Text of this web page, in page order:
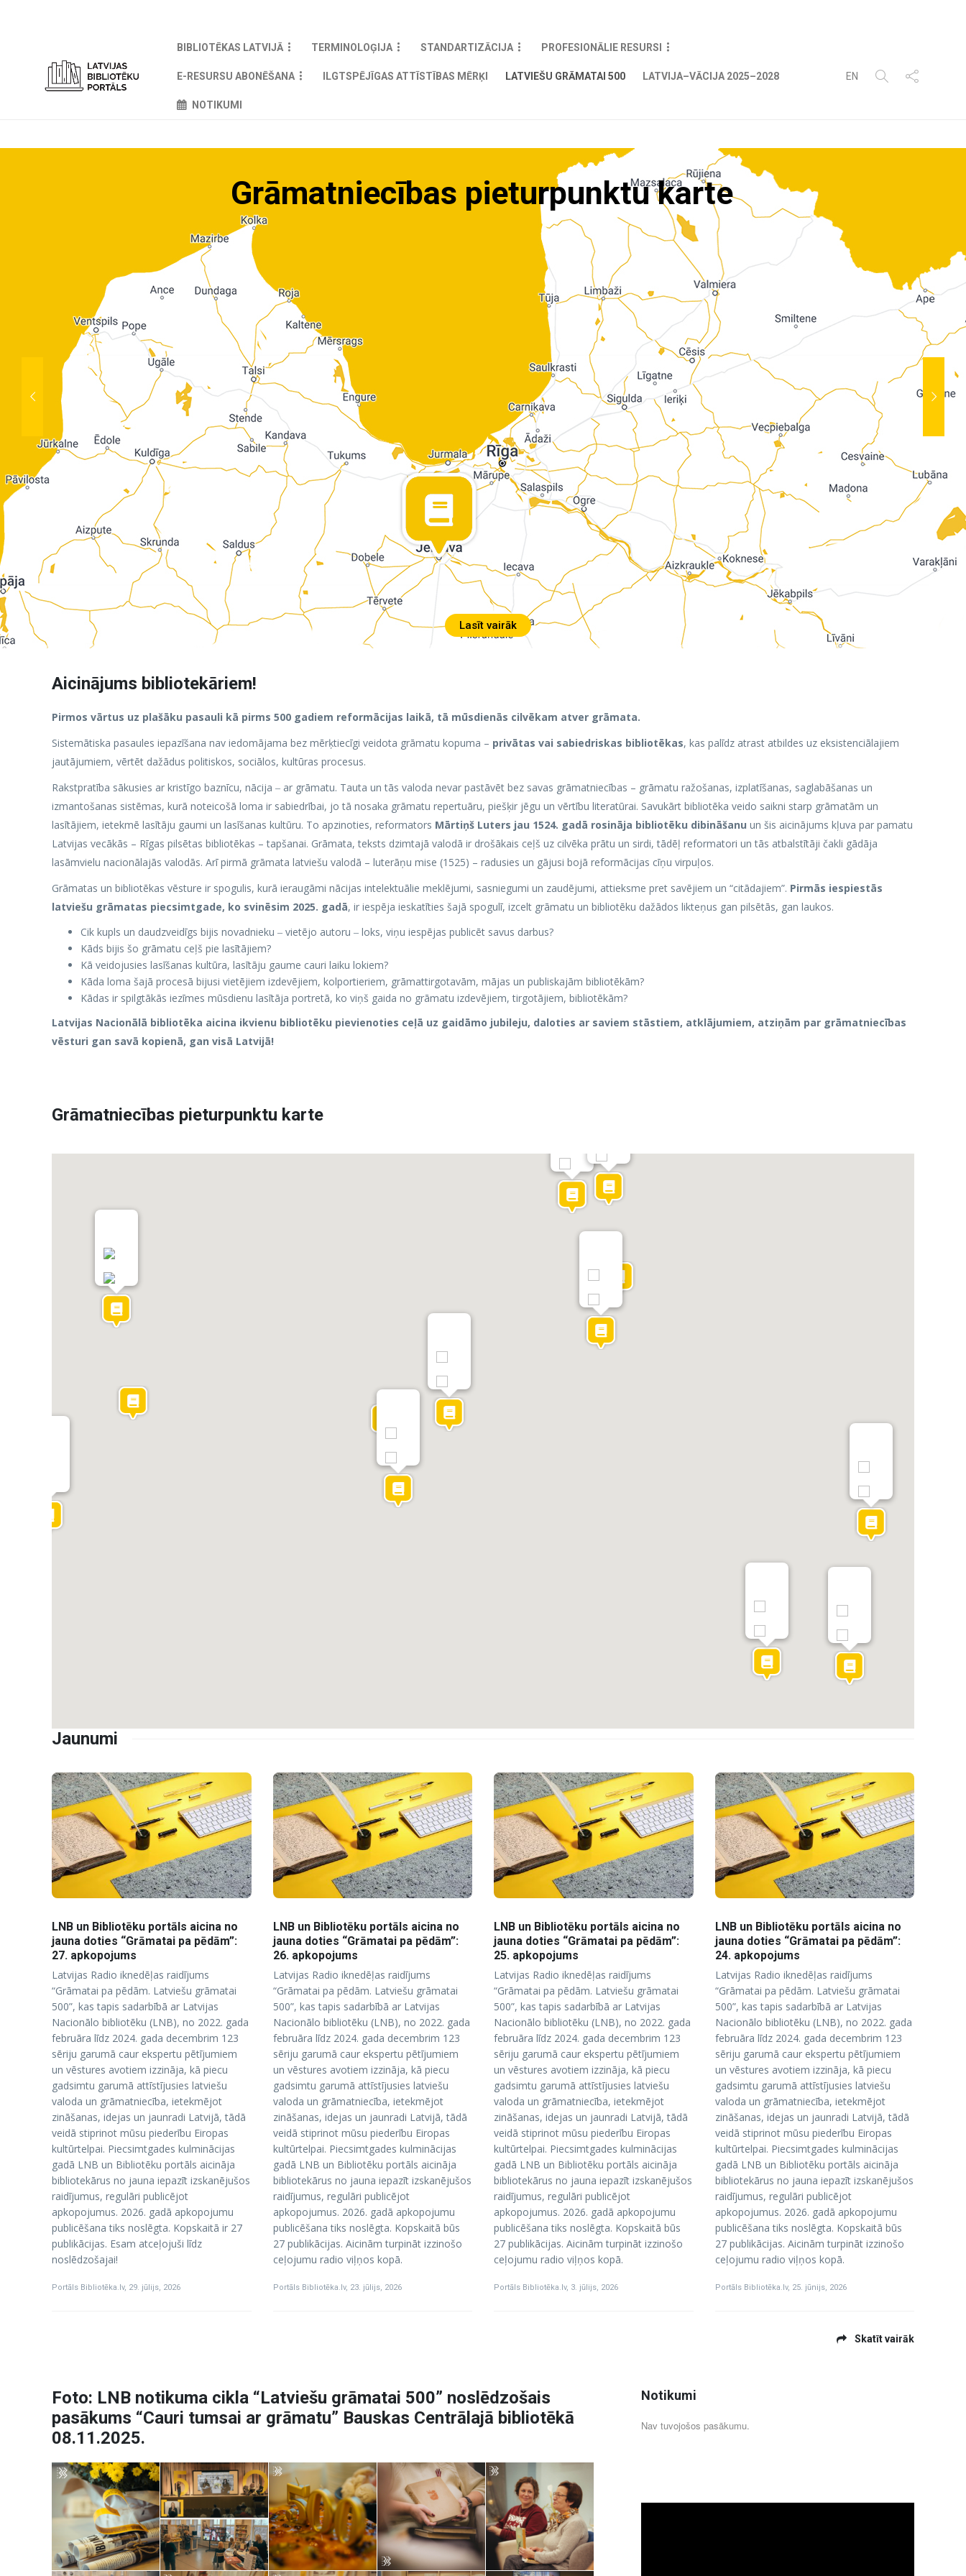
BIBLIOTĒKAS LATVIJĀ TERMINOLOĢIJA STANDARTIZĀCIJA PROFESIONĀLIE RESURSI
E-RESURSU ABONĒŠANA ILGTSPĒJĪGAS ATTĪSTĪBAS MĒRĶI LATVIEŠU GRĀMATAI 500 LATVIJA–VĀCIJA 2025–2028
NOTIKUMI
EN
Aicinājums bibliotekāriem!
Pirmos vārtus uz plašāku pasauli kā pirms 500 gadiem reformācijas laikā, tā mūsdienās cilvēkam atver grāmata.
Sistemātiska pasaules iepazīšana nav iedomājama bez mērķtiecīgi veidota grāmatu kopuma – privātas vai sabiedriskas bibliotēkas, kas palīdz atrast atbildes uz eksistenciālajiem
jautājumiem, vērtēt dažādus politiskos, sociālos, kultūras procesus.
Rakstpratība sākusies ar kristīgo baznīcu, nācija ‒ ar grāmatu. Tauta un tās valoda nevar pastāvēt bez savas grāmatniecības – grāmatu ražošanas, izplatīšanas, saglabāšanas un
izmantošanas sistēmas, kurā noteicošā loma ir sabiedrībai, jo tā nosaka grāmatu repertuāru, piešķir jēgu un vērtību literatūrai. Savukārt bibliotēka veido saikni starp grāmatām un
lasītājiem, ietekmē lasītāju gaumi un lasīšanas kultūru. To apzinoties, reformators Mārtiņš Luters jau 1524. gadā rosināja bibliotēku dibināšanu un šis aicinājums kļuva par pamatu
Latvijas vecākās – Rīgas pilsētas bibliotēkas – tapšanai. Grāmata, teksts dzimtajā valodā ir drošākais ceļš uz cilvēka prātu un sirdi, tādēļ reformatori un tās atbalstītāji čakli gādāja
lasāmvielu nacionālajās valodās. Arī pirmā grāmata latviešu valodā – luterāņu mise (1525) – radusies un gājusi bojā reformācijas cīņu virpuļos.
Grāmatas un bibliotēkas vēsture ir spogulis, kurā ieraugāmi nācijas intelektuālie meklējumi, sasniegumi un zaudējumi, attieksme pret savējiem un “citādajiem”. Pirmās iespiestās
latviešu grāmatas piecsimtgade, ko svinēsim 2025. gadā, ir iespēja ieskatīties šajā spogulī, izcelt grāmatu un bibliotēku dažādos likteņus gan pilsētās, gan laukos.
Cik kupls un daudzveidīgs bijis novadnieku ‒ vietējo autoru ‒ loks, viņu iespējas publicēt savus darbus?
Kāds bijis šo grāmatu ceļš pie lasītājiem?
Kā veidojusies lasīšanas kultūra, lasītāju gaume cauri laiku lokiem?
Kāda loma šajā procesā bijusi vietējiem izdevējiem, kolportieriem, grāmattirgotavām, mājas un publiskajām bibliotēkām?
Kādas ir spilgtākās iezīmes mūsdienu lasītāja portretā, ko viņš gaida no grāmatu izdevējiem, tirgotājiem, bibliotēkām?
Latvijas Nacionālā bibliotēka aicina ikvienu bibliotēku pievienoties ceļā uz gaidāmo jubileju, daloties ar saviem stāstiem, atklājumiem, atziņām par grāmatniecības
vēsturi gan savā kopienā, gan visā Latvijā!
Grāmatniecības pieturpunktu karte
Jaunumi
LNB un Bibliotēku portāls aicina no
jauna doties “Grāmatai pa pēdām”:
27. apkopojums
Latvijas Radio iknedēļas raidījums
“Grāmatai pa pēdām. Latviešu grāmatai
500”, kas tapis sadarbībā ar Latvijas
Nacionālo bibliotēku (LNB), no 2022. gada
februāra līdz 2024. gada decembrim 123
sēriju garumā caur ekspertu pētījumiem
un vēstures avotiem izzināja, kā piecu
gadsimtu garumā attīstījusies latviešu
valoda un grāmatniecība, ietekmējot
zināšanas, idejas un jaunradi Latvijā, tādā
veidā stiprinot mūsu piederību Eiropas
kultūrtelpai. Piecsimtgades kulminācijas
gadā LNB un Bibliotēku portāls aicināja
bibliotekārus no jauna iepazīt izskanējušos
raidījumus, regulāri publicējot
apkopojumus. 2026. gadā apkopojumu
publicēšana tiks noslēgta. Kopskaitā ir 27
publikācijas. Esam atceļojuši līdz
noslēdzošajai!
Portāls Bibliotēka.lv, 29. jūlijs, 2026
LNB un Bibliotēku portāls aicina no
jauna doties “Grāmatai pa pēdām”:
26. apkopojums
Latvijas Radio iknedēļas raidījums
“Grāmatai pa pēdām. Latviešu grāmatai
500”, kas tapis sadarbībā ar Latvijas
Nacionālo bibliotēku (LNB), no 2022. gada
februāra līdz 2024. gada decembrim 123
sēriju garumā caur ekspertu pētījumiem
un vēstures avotiem izzināja, kā piecu
gadsimtu garumā attīstījusies latviešu
valoda un grāmatniecība, ietekmējot
zināšanas, idejas un jaunradi Latvijā, tādā
veidā stiprinot mūsu piederību Eiropas
kultūrtelpai. Piecsimtgades kulminācijas
gadā LNB un Bibliotēku portāls aicināja
bibliotekārus no jauna iepazīt izskanējušos
raidījumus, regulāri publicējot
apkopojumus. 2026. gadā apkopojumu
publicēšana tiks noslēgta. Kopskaitā būs
27 publikācijas. Aicinām turpināt izzinošo
ceļojumu radio viļņos kopā.
Portāls Bibliotēka.lv, 23. jūlijs, 2026
LNB un Bibliotēku portāls aicina no
jauna doties “Grāmatai pa pēdām”:
25. apkopojums
Latvijas Radio iknedēļas raidījums
“Grāmatai pa pēdām. Latviešu grāmatai
500”, kas tapis sadarbībā ar Latvijas
Nacionālo bibliotēku (LNB), no 2022. gada
februāra līdz 2024. gada decembrim 123
sēriju garumā caur ekspertu pētījumiem
un vēstures avotiem izzināja, kā piecu
gadsimtu garumā attīstījusies latviešu
valoda un grāmatniecība, ietekmējot
zināšanas, idejas un jaunradi Latvijā, tādā
veidā stiprinot mūsu piederību Eiropas
kultūrtelpai. Piecsimtgades kulminācijas
gadā LNB un Bibliotēku portāls aicināja
bibliotekārus no jauna iepazīt izskanējušos
raidījumus, regulāri publicējot
apkopojumus. 2026. gadā apkopojumu
publicēšana tiks noslēgta. Kopskaitā būs
27 publikācijas. Aicinām turpināt izzinošo
ceļojumu radio viļņos kopā.
Portāls Bibliotēka.lv, 3. jūlijs, 2026
LNB un Bibliotēku portāls aicina no
jauna doties “Grāmatai pa pēdām”:
24. apkopojums
Latvijas Radio iknedēļas raidījums
“Grāmatai pa pēdām. Latviešu grāmatai
500”, kas tapis sadarbībā ar Latvijas
Nacionālo bibliotēku (LNB), no 2022. gada
februāra līdz 2024. gada decembrim 123
sēriju garumā caur ekspertu pētījumiem
un vēstures avotiem izzināja, kā piecu
gadsimtu garumā attīstījusies latviešu
valoda un grāmatniecība, ietekmējot
zināšanas, idejas un jaunradi Latvijā, tādā
veidā stiprinot mūsu piederību Eiropas
kultūrtelpai. Piecsimtgades kulminācijas
gadā LNB un Bibliotēku portāls aicināja
bibliotekārus no jauna iepazīt izskanējušos
raidījumus, regulāri publicējot
apkopojumus. 2026. gadā apkopojumu
publicēšana tiks noslēgta. Kopskaitā būs
27 publikācijas. Aicinām turpināt izzinošo
ceļojumu radio viļņos kopā.
Portāls Bibliotēka.lv, 25. jūnijs, 2026
Skatīt vairāk
Foto: LNB notikuma cikla “Latviešu grāmatai 500” noslēdzošais
pasākums “Cauri tumsai ar grāmatu” Bauskas Centrālajā bibliotēkā
08.11.2025.
Notikumi
Nav tuvojošos pasākumu.